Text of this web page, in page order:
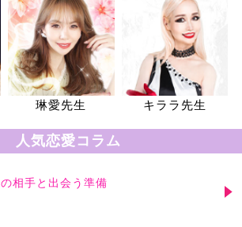
琳愛先生 キララ先生
人気恋愛コラム
相手と出会う準備